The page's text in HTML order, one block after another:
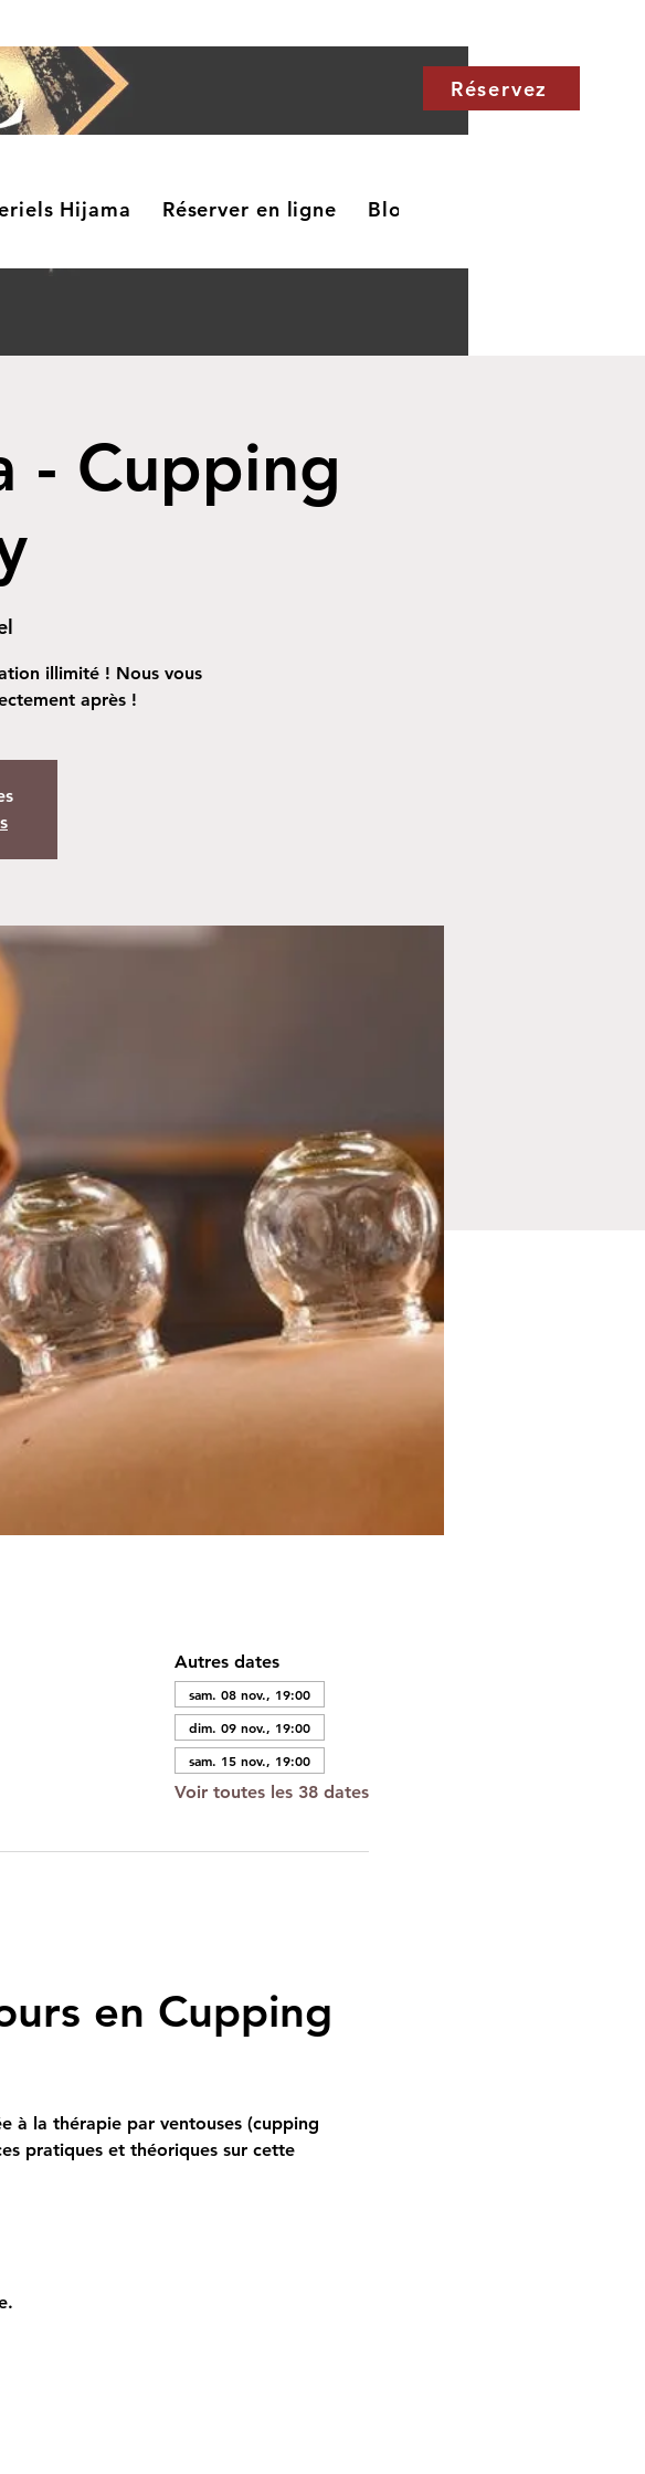
Réservez
Hijama Réserver en ligne Blog
- Cupping
illimité ! Nous vous
après !
Autres dates
sam. 08 nov., 19:00
dim. 09 nov., 19:00
sam. 15 nov., 19:00
Voir toutes les 38 dates
en Cupping
à la thérapie par ventouses (cupping
pratiques et théoriques sur cette